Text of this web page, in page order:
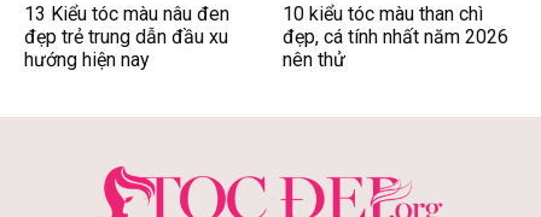
13 Kiểu tóc màu nâu đen
đẹp trẻ trung dẫn đầu xu
hướng hiện nay
10 kiểu tóc màu than chì
đẹp, cá tính nhất năm 2026
nên thử